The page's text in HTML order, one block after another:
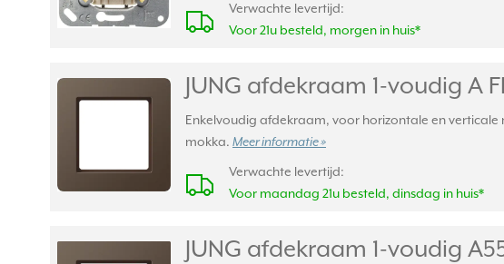
Verwachte levertijd:
Voor 21u besteld, morgen in huis*
JUNG afdekraam 1-voudig A
Enkelvoudig afdekraam, voor horizontale en verticale
mokka. Meer informatie »
Verwachte levertijd:
Voor maandag 21u besteld, dinsdag in huis*
JUNG afdekraam 1-voudig